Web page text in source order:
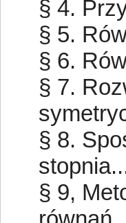
§ 4.
§ 5.
§ 6.
§ 7.
§ 8.
§ 9,